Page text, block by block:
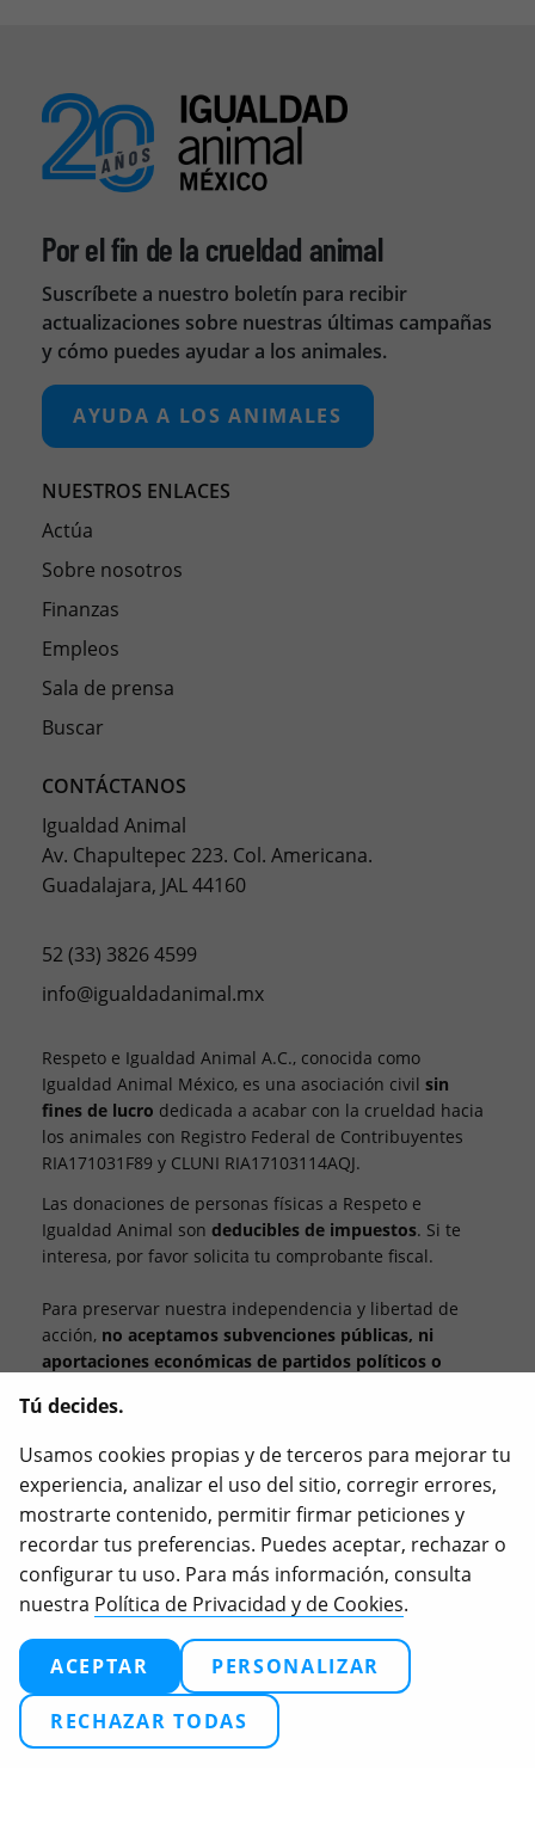
Por el fin de la crueldad animal
Suscríbete a nuestro boletín para recibir
actualizaciones sobre nuestras últimas campañas
y cómo puedes ayudar a los animales.
AYUDA A LOS ANIMALES
NUESTROS ENLACES
Actúa
Sobre nosotros
Finanzas
Empleos
Sala de prensa
Buscar
CONTÁCTANOS
Igualdad Animal
Av. Chapultepec 223. Col. Americana.
Guadalajara, JAL 44160
52 (33) 3826 4599
info@igualdadanimal.mx
Respeto e Igualdad Animal A.C., conocida como
Igualdad Animal México, es una asociación civil sin
fines de lucro dedicada a acabar con la crueldad hacia
los animales con Registro Federal de Contribuyentes
RIA171031F89 y CLUNI RIA17103114AQJ.
Las donaciones de personas físicas a Respeto e
Igualdad Animal son deducibles de impuestos. Si te
interesa, por favor solicita tu comprobante fiscal.
Para preservar nuestra independencia y libertad de
acción, no aceptamos subvenciones públicas, ni
aportaciones económicas de partidos políticos o
objeto social
Igualdad Animal, iAnimal y Love Veg son marcas
registradas de Igualdad Animal.
Términos
Política de privacidad
Configuración de cookies
Tú decides.
Usamos cookies propias y de terceros para mejorar tu
experiencia, analizar el uso del sitio, corregir errores,
mostrarte contenido, permitir firmar peticiones y
recordar tus preferencias. Puedes aceptar, rechazar o
configurar tu uso. Para más información, consulta
nuestra Política de Privacidad y de Cookies.
ACEPTAR PERSONALIZAR
RECHAZAR TODAS